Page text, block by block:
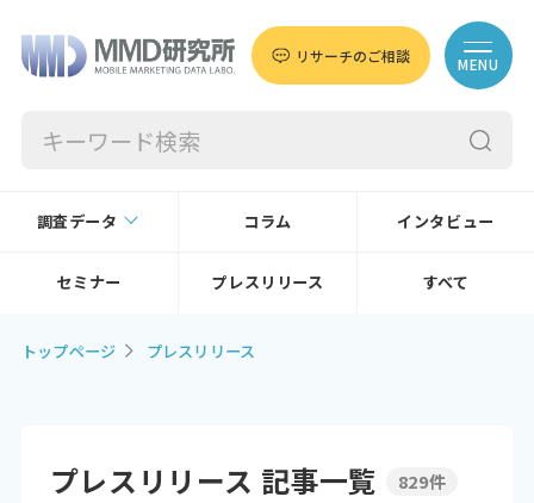
リサーチのご相談 MENU
調査データ コラム インタビュー
セミナー プレスリリース すべて
トップページ プレスリリース
プレスリリース 記事一覧 829件